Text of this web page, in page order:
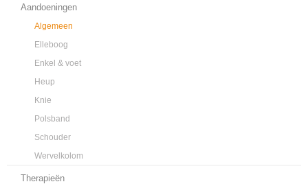
Aandoeningen
Algemeen
Elleboog
Enkel & voet
Heup
Knie
Polsband
Schouder
Wervelkolom
Therapieën